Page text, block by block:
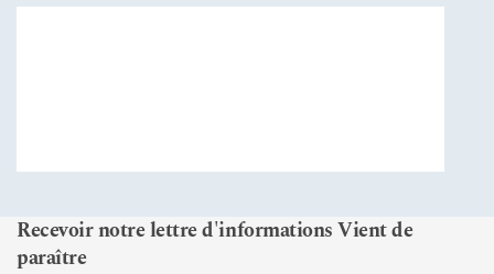
Recevoir notre lettre d'informations Vient de
paraître